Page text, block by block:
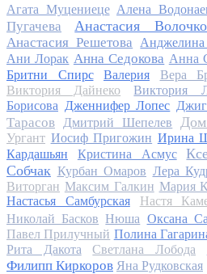
Агата Муцениеце Алена
Пугачева
Анастасия
Анастасия Решетова
Ани Лорак Анна Седокова Анна
Бритни Спирс
Валерия Вера
Виктория Дайнеко Виктория
Борисова Дженнифер Лопес
Тарасов
Дмитрий Шепелев
Ургант Иосиф Пригожин Ирина
Кардашьян
Кристина Асмус
Собчак Курбан Омаров Лера
Виторган Максим Галкин Мария
Настасья Самбурская
Настя
Николай Басков Нюша Оксана
Павел Прилучный Полина
Рита Дакота
Светлана Лобода
Филипп Киркоров Яна Рудковская